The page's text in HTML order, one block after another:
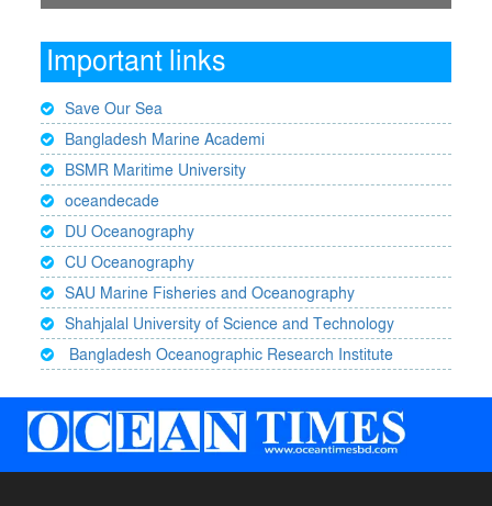
Important links
Save Our Sea
Bangladesh Marine Academi
BSMR Maritime University
oceandecade
DU Oceanography
CU Oceanography
SAU Marine Fisheries and Oceanography
Shahjalal University of Science and Technology
Bangladesh Oceanographic Research Institute